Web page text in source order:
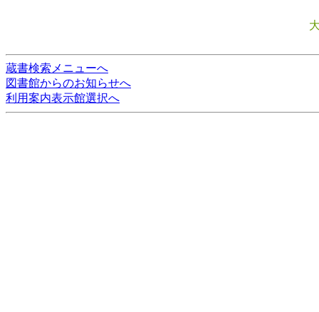
蔵書検索メニューへ
図書館からのお知らせへ
利用案内表示館選択へ